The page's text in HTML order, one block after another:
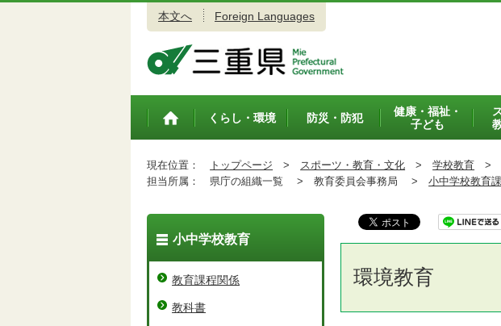
本文へ Foreign Languages
トップペ
くらし・環境 防災・防犯
健康・福祉・
子ども
現在位置： トップページ > スポーツ・教育・文化 > 学校教育 >
担当所属：
県庁の組織一覧 > 教育委員会事務局 > 小中学校教育課
環境教育
小中学校教育
教育課程関係
教科書